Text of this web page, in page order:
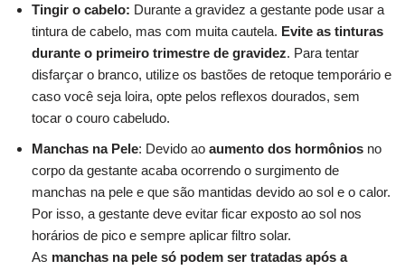
Tingir o cabelo: Durante a gravidez a gestante pode usar a
tintura de cabelo, mas com muita cautela. Evite as tinturas
durante o primeiro trimestre de gravidez. Para tentar
disfarçar o branco, utilize os bastões de retoque temporário e
caso você seja loira, opte pelos reflexos dourados, sem
tocar o couro cabeludo.
Manchas na Pele: Devido ao aumento dos hormônios no
corpo da gestante acaba ocorrendo o surgimento de
manchas na pele e que são mantidas devido ao sol e o calor.
Por isso, a gestante deve evitar ficar exposto ao sol nos
horários de pico e sempre aplicar filtro solar.
As manchas na pele só podem ser tratadas após a